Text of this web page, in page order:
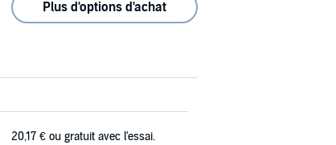
Plus d'options d'achat
20,17 € ou gratuit avec l'essai.